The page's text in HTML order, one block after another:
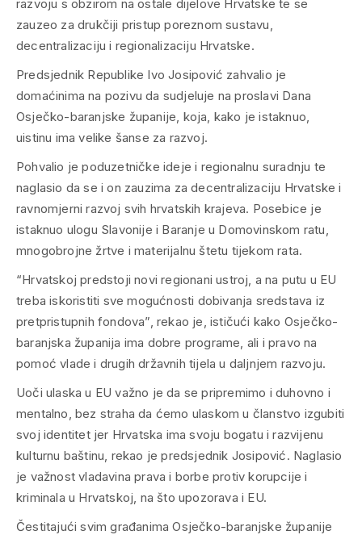
razvoju s obzirom na ostale dijelove Hrvatske te se
zauzeo za drukčiji pristup poreznom sustavu,
decentralizaciju i regionalizaciju Hrvatske.
Predsjednik Republike Ivo Josipović zahvalio je
domaćinima na pozivu da sudjeluje na proslavi Dana
Osječko-baranjske županije, koja, kako je istaknuo,
uistinu ima velike šanse za razvoj.
Pohvalio je poduzetničke ideje i regionalnu suradnju te
naglasio da se i on zauzima za decentralizaciju Hrvatske i
ravnomjerni razvoj svih hrvatskih krajeva. Posebice je
istaknuo ulogu Slavonije i Baranje u Domovinskom ratu,
mnogobrojne žrtve i materijalnu štetu tijekom rata.
“Hrvatskoj predstoji novi regionani ustroj, a na putu u EU
treba iskoristiti sve mogućnosti dobivanja sredstava iz
pretpristupnih fondova”, rekao je, ističući kako Osječko-
baranjska županija ima dobre programe, ali i pravo na
pomoć vlade i drugih državnih tijela u daljnjem razvoju.
Uoči ulaska u EU važno je da se pripremimo i duhovno i
mentalno, bez straha da ćemo ulaskom u članstvo izgubiti
svoj identitet jer Hrvatska ima svoju bogatu i razvijenu
kulturnu baštinu, rekao je predsjednik Josipović. Naglasio
je važnost vladavina prava i borbe protiv korupcije i
kriminala u Hrvatskoj, na što upozorava i EU.
Čestitajući svim građanima Osječko-baranjske županije